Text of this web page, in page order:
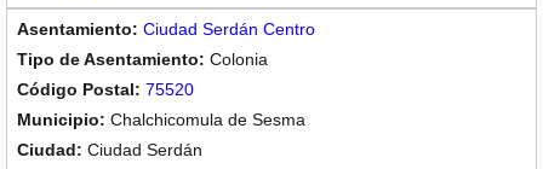
Ciudad Serdán Centro
Colonia
75520
Chalchicomula de Sesma
Ciudad Serdán